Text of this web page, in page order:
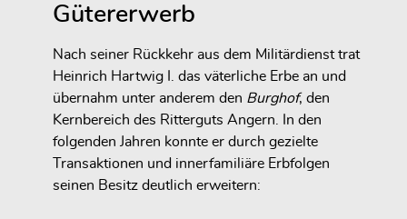
Gütererwerb
Nach seiner Rückkehr aus dem Militärdienst trat
Heinrich Hartwig I. das väterliche Erbe an und
übernahm unter anderem den Burghof, den
Kernbereich des Ritterguts Angern. In den
folgenden Jahren konnte er durch gezielte
Transaktionen und innerfamiliäre Erbfolgen
seinen Besitz deutlich erweitern: